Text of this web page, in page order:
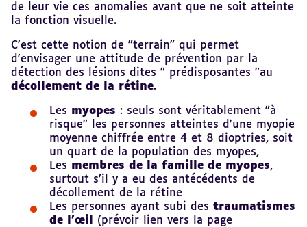
de leur vie ces anomalies avant que ne soit atteinte
la fonction visuelle.
C'est cette notion de "terrain" qui permet
d'envisager une attitude de prévention par la
détection des lésions dites " prédisposantes "au
décollement de la rétine.
Les myopes : seuls sont véritablement "à
risque" les personnes atteintes d'une myopie
moyenne chiffrée entre 4 et 8 dioptries, soit
un quart de la population des myopes,
Les membres de la famille de myopes,
surtout s’il y a eu des antécédents de
décollement de la rétine
Les personnes ayant subi des traumatismes
de l'œil
(prévoir lien vers la page